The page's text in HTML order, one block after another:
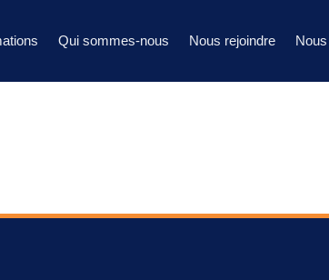
Qui sommes-nous Nous rejoindre